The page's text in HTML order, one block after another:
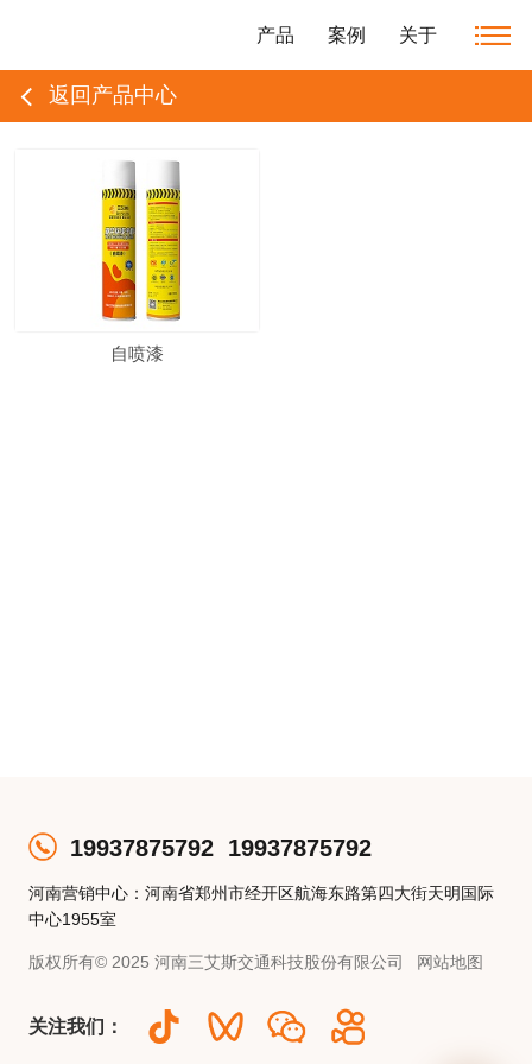
产品 案例 关于
返回产品中心
自喷漆
19937875792 19937875792
河南营销中心：河南省郑州市经开区航海东路第四大街天明国际
中心1955室
版权所有© 2025 河南三艾斯交通科技股份有限公司 网站地图
关注我们：